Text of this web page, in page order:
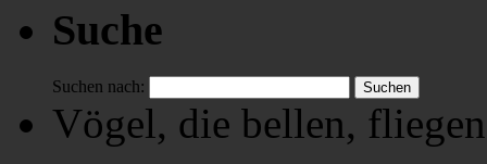
Suche
Suchen nach:
Vögel, die bellen,